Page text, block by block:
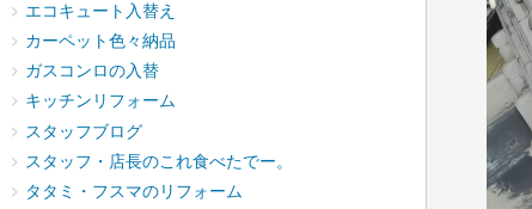
エコキュート入替え
カーペット色々納品
ガスコンロの入替
キッチンリフォーム
スタッフブログ
スタッフ・店長のこれ食べたでー。
タタミ・フスマのリフォーム